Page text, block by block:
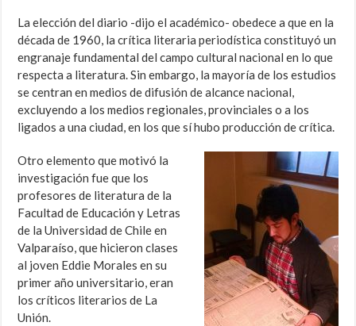
La elección del diario -dijo el académico- obedece a que en la
década de 1960, la crítica literaria periodística constituyó un
engranaje fundamental del campo cultural nacional en lo que
respecta a literatura. Sin embargo, la mayoría de los estudios
se centran en medios de difusión de alcance nacional,
excluyendo a los medios regionales, provinciales o a los
ligados a una ciudad, en los que sí hubo producción de crítica.
Otro elemento que motivó la
investigación fue que los
profesores de literatura de la
Facultad de Educación y Letras
de la Universidad de Chile en
Valparaíso, que hicieron clases
al joven Eddie Morales en su
primer año universitario, eran
los críticos literarios de La
Unión.